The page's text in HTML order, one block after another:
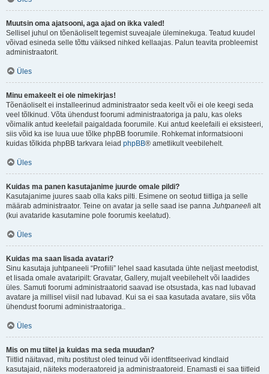
Muutsin oma ajatsooni, aga ajad on ikka valed!
Sellisel juhul on tõenäoliselt tegemist suveajale üleminekuga. Teatud kuudel
võivad esineda selle tõttu väiksed nihked kellaajas. Palun teavita probleemist
administraatorit.
Üles
Minu emakeelt ei ole nimekirjas!
Tõenäoliselt ei installeerinud administraator seda keelt või ei ole keegi seda
veel tõlkinud. Võta ühendust foorumi administraatoriga ja palu, kas oleks
võimalik antud keelefail paigaldada foorumile. Kui antud keelefaili ei eksisteeri,
siis võid ka ise luua uue tõlke phpBB foorumile. Rohkemat informatsiooni
kuidas tõlkida phpBB tarkvara leiad phpBB® ametlikult veebilehelt.
Üles
Kuidas ma panen kasutajanime juurde omale pildi?
Kasutajanime juures saab olla kaks pilti. Esimene on seotud tiitliga ja selle
määrab administraator. Teine on avatar ja selle saad ise panna Juhtpaneeli alt
(kui avataride kasutamine pole foorumis keelatud).
Üles
Kuidas ma saan lisada avatari?
Sinu kasutaja juhtpaneeli “Profiili” lehel saad kasutada ühte neljast meetodist,
et lisada omale avataripilt: Gravatar, Gallery, mujalt veebilehelt või laadides
üles. Samuti foorumi administraatorid saavad ise otsustada, kas nad lubavad
avatare ja millisel viisil nad lubavad. Kui sa ei saa kasutada avatare, siis võta
ühendust foorumi administraatoriga..
Üles
Mis on mu tiitel ja kuidas ma seda muudan?
Tiitlid näitavad, mitu postitust oled teinud või identfitseerivad kindlaid
kasutajaid, näiteks moderaatoreid ja administraatoreid. Enamasti ei saa tiitleid